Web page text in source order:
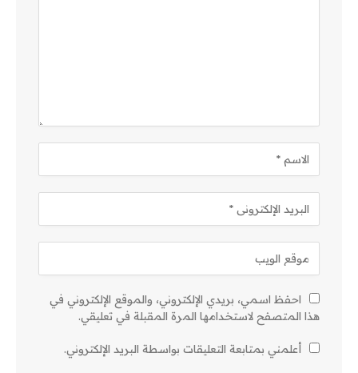
احفظ اسمي، بريدي الإلكتروني، والموقع الإلكتروني في
هذا المتصفح لاستخدامها المرة المقبلة في تعليقي.
أعلمني بمتابعة التعليقات بواسطة البريد الإلكتروني.